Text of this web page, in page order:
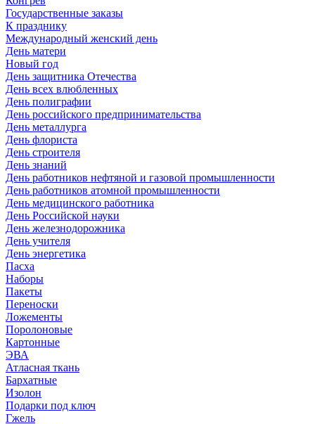
Государственные заказы
К празднику
Международный женский день
День матери
Новый год
День защитника Отечества
День всех влюбленных
День полиграфии
День российского предпринимательства
День металлурга
День флориста
День строителя
День знаний
День работников нефтяной и газовой промышленности
День работников атомной промышленности
День медицинского работника
День Российской науки
День железнодорожника
День учителя
День энергетика
Пасха
Наборы
Пакеты
Переноски
Ложементы
Поролоновые
Картонные
ЭВА
Атласная ткань
Бархатные
Изолон
Подарки под ключ
Гжель